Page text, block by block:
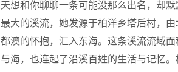
天想和你聊聊一条可能没那么出名，却
最大的溪流，她发源于柏洋乡塔后村，
都澳的怀抱，汇入东海。这条溪流流域
与海，也连起了沿溪百姓的生活与记忆